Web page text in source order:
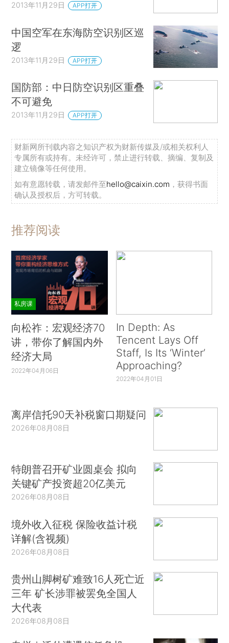
2013年11月29日 APP打开
中国空军在东海防空识别区巡
逻
2013年11月29日 APP打开
国防部：中日防空识别区重叠
不可避免
2013年11月29日 APP打开
财新网所刊载内容之知识产权为财新传媒及/或相关权利人
专属所有或持有。未经许可，禁止进行转载、摘编、复制及
建立镜像等任何使用。
如有意愿转载，请发邮件至hello@caixin.com ，获得书面
确认及授权后，方可转载。
推荐阅读
私房课
向松祚：宏观经济70
讲，带你了解国内外
经济大局
2022年04月06日
In Depth: As
Tencent Lays Off
Staff, Is Its ‘Winter’
Approaching?
2022年04月01日
离岸信托90天补税窗口期疑问
2026年08月08日
特朗普召开矿业圆桌会 拟向
关键矿产投资超20亿美元
2026年08月08日
境外收入征税 保险收益计税
详解(含视频)
2026年08月08日
贵州山脚树矿难致16人死亡近
三年 矿长涉罪被罢免全国人
大代表
2026年08月08日